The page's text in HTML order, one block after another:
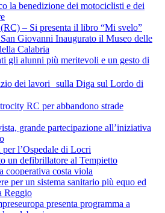
la benedizione dei motociclisti e dei
– Si presenta il libro “Mi svelo”
Giovanni Inaugurato il Museo delle
Calabria
gli alunni più meritevoli e un gesto di
dei lavori sulla Diga sul Lordo di
RC per abbandono strade
grande partecipazione all’iniziativa
l’Ospedale di Locri
un defibrillatore al Tempietto
cooperativa costa viola
per un sistema sanitario più equo ed
Reggio
presenta programma a